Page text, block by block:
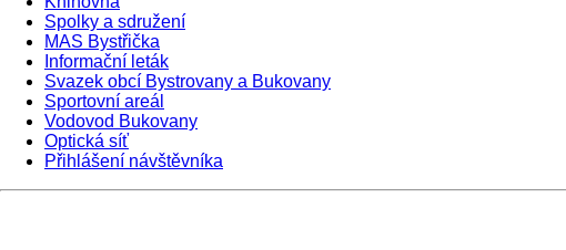
Spolky a sdružení
MAS Bystřička
Informační leták
Svazek obcí Bystrovany a Bukovany
Sportovní areál
Vodovod Bukovany
Optická síť
Přihlášení návštěvníka